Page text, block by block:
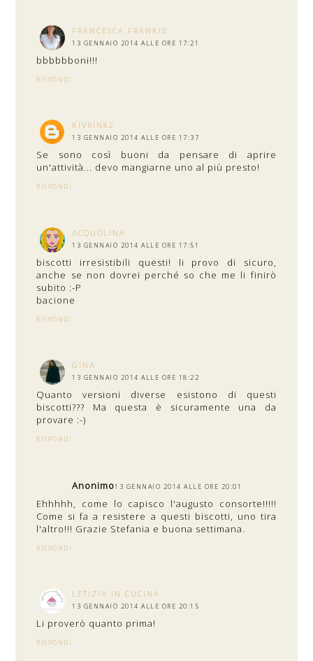
FRANCESCA FRANKIE
13 GENNAIO 2014 ALLE ORE 17:21
bbbbbboni!!!
RISPONDI
KIVRIN82
13 GENNAIO 2014 ALLE ORE 17:37
Se sono così buoni da pensare di aprire
un'attività... devo mangiarne uno al più presto!
RISPONDI
ACQUOLINA
13 GENNAIO 2014 ALLE ORE 17:51
biscotti irresistibili questi! li provo di sicuro,
anche se non dovrei perché so che me li finirò
subito :-P
bacione
RISPONDI
GINA
13 GENNAIO 2014 ALLE ORE 18:22
Quanto versioni diverse esistono di questi
biscotti??? Ma questa è sicuramente una da
provare :-)
RISPONDI
Anonimo13 GENNAIO 2014 ALLE ORE 20:01
Ehhhhh, come lo capisco l'augusto consorte!!!!!
Come si fa a resistere a questi biscotti, uno tira
l'altro!!! Grazie Stefania e buona settimana.
RISPONDI
LETIZIA IN CUCINA
13 GENNAIO 2014 ALLE ORE 20:15
Li proverò quanto prima!
RISPONDI